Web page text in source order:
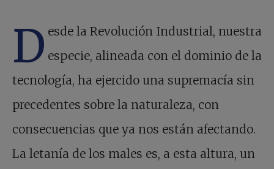
D esde la Revolución Industrial, nuestra
especie, alineada con el dominio de la
tecnología, ha ejercido una supremacía sin
precedentes sobre la naturaleza, con
consecuencias que ya nos están afectando.
La letanía de los males es, a esta altura, un